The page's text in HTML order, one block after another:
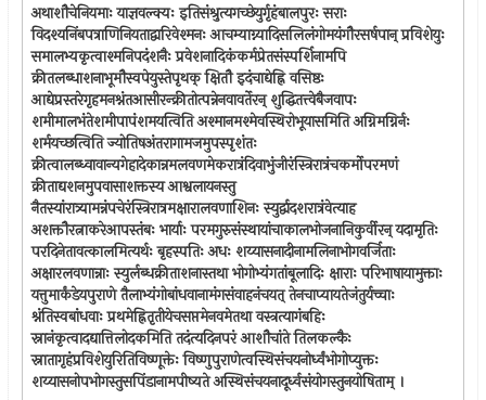
अथाशौचेनियमाः याज्ञवल्क्यः इतिसंश्रुत्यगच्छेयुर्गृहंबालपुरः सराः
विदश्यनिंबपत्राणिनियताद्वारिवेश्मनः आचम्याग्न्यादिसलिलंगोमयंगौरसर्षपान् प्रविशेयुः
समालभ्यकृत्वाश्मनिपदंशनैः प्रवेशनादिकंकर्मप्रेतसंस्पर्शिनामपि
क्रीतलब्धाशनाभूमौस्वपेयुस्तेपृथक् क्षितौ इदंचाद्येह्नि वसिष्ठः
आद्येप्रस्तरेगृहमनश्नंतआसीरन्क्रीतोत्पन्नेनवावर्तेरन् शुद्धितत्त्वेबैजवापः
शमीमालभंतेशमीपापंशमयत्विति अश्मानमश्मेवस्थिरोभूयासमिति अग्निमग्निर्नः
शर्मयच्छत्विति ज्योतिषअंतरागामजमुपस्पृशंतः
क्रीत्वालब्ध्वावान्यगेहादेकान्नमलवणमेकरात्रंदिवाभुंजीरंस्त्रिरात्रंचकर्मोपरमणं
क्रीताद्यशनमुपवासाशक्तस्य आश्वलायनस्तु
नैतस्यांरात्र्यामन्नंपचेरंस्त्रिरात्रमक्षारालवणाशिनः स्युर्द्वादशरात्रंवेत्याह
अशक्तौरत्नाकरेआपस्तंबः भार्याः परमगुरुसंस्थायांचाकालभोजनानिकुर्वीरन् यदामृतिः
परदिनेतावत्कालमित्यर्थः बृहस्पतिः अधः शय्यासनादीनामलिनाभोगवर्जिताः
अक्षारलवणान्नाः स्युर्लब्धक्रीताशनास्तथा भोगोभ्यंगतांबूलादिः क्षाराः परिभाषायामुक्ताः
यत्तुमार्कंडेयपुराणे तैलाभ्यंगोबांधवानामंगसंवाहनंचयत् तेनचाप्यायतेजंतुर्यच्चाः
श्नंतिस्वबांधवाः प्रथमेह्नितृतीयेचसप्तमेनवमेतथा वस्त्रत्यागंबहिः
स्नानंकृत्वादद्यात्तिलोदकमिति तदंत्यदिनपरं आशौचांते तिलकल्कैः
स्नातागृहंप्रविशेयुरितिविष्णूक्तेः विष्णुपुराणेत्वस्थिसंचयनोर्ध्वंभोगोप्युक्तः
शय्यासनोपभोगस्तुसपिंडानामपीष्यते अस्थिसंचयनादूर्ध्वसंयोगस्तुनयोषिताम् ।